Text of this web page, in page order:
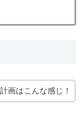
画はこんな感じ！